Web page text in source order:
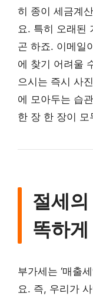
히 종이 세금계
요. 특히 오래된
곤 하죠. 이메일
에 찾기 어려울
으시는 즉시 사
에 모아두는 습
한 장 한 장이 모
절세
똑하
부가세는 ‘매출
요. 즉, 우리가